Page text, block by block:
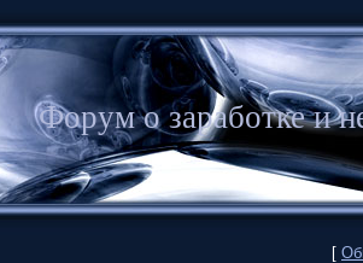
Форум о заработке
[